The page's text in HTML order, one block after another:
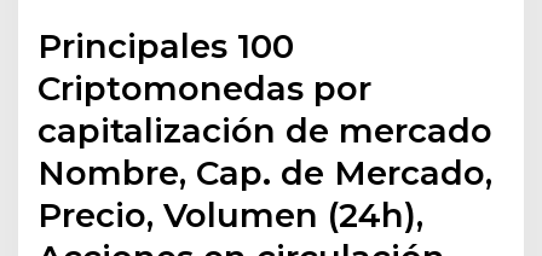
Principales 100
Criptomonedas por
capitalización de mercado
Nombre, Cap. de Mercado,
Precio, Volumen (24h),